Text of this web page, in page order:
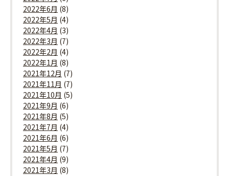
2022年6月 (8)
2022年5月 (4)
2022年4月 (3)
2022年3月 (7)
2022年2月 (4)
2022年1月 (8)
2021年12月 (7)
2021年11月 (7)
2021年10月 (5)
2021年9月 (6)
2021年8月 (5)
2021年7月 (4)
2021年6月 (6)
2021年5月 (7)
2021年4月 (9)
2021年3月 (8)